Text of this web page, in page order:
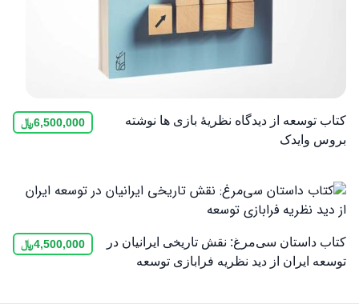
کتاب توسعه از دیدگاه نظریۀ بازی‌ ها نوشته
بروس وایدک
6,500,000﷼
کتاب داستان سی‌مرغ: نقش تاریخی ایرانیان در
توسعه ایران از دید نظریه فرابازی توسعه
4,500,000﷼